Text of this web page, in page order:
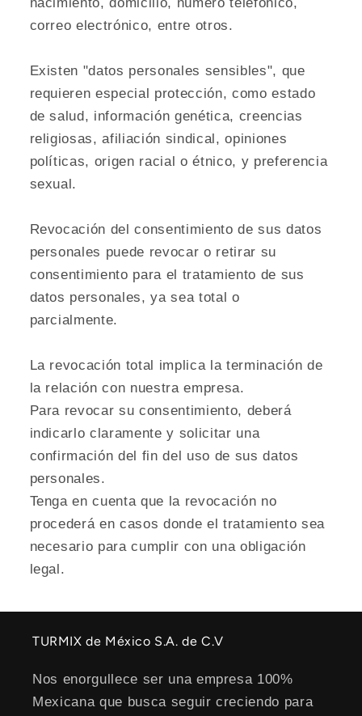
correo electrónico, entre otros.
Existen "datos personales sensibles", que
requieren especial protección, como estado
de salud, información genética, creencias
religiosas, afiliación sindical, opiniones
políticas, origen racial o étnico, y preferencia
sexual.
Revocación del consentimiento de sus datos
personales puede revocar o retirar su
consentimiento para el tratamiento de sus
datos personales, ya sea total o
parcialmente.
La revocación total implica la terminación de
la relación con nuestra empresa.
Para revocar su consentimiento, deberá
indicarlo claramente y solicitar una
confirmación del fin del uso de sus datos
personales.
Tenga en cuenta que la revocación no
procederá en casos donde el tratamiento sea
necesario para cumplir con una obligación
legal.
TURMIX de México S.A. de C.V
Nos enorgullece ser una empresa 100%
Mexicana que busca seguir creciendo para